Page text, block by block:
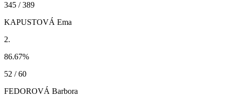
345 / 389
KAPUSTOVÁ Ema
2.
86.67%
52 / 60
FEDOROVÁ Barbora